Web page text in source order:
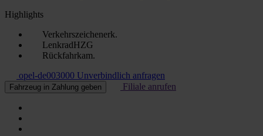
Highlights
Verkehrszeichenerk.
LenkradHZG
Rückfahrkam.
opel-de003000 Unverbindlich anfragen
Fahrzeug in Zahlung geben Filiale anrufen